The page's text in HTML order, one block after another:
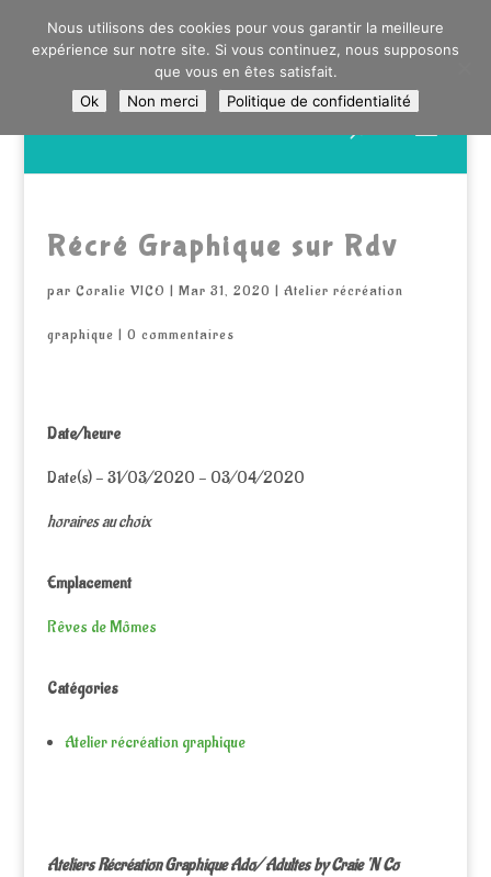
0603176412 - RDV CHEZ SO WATT À SAINT ANDRÉ OU
DANS LA MÉTROPOLE LILLOISE
CRAIENCO@GMAIL.COM
produits
Récré Graphique sur Rdv
par Coralie VICO | Mar 31, 2020 | Atelier récréation
graphique | 0 commentaires
Date/heure
Date(s) - 31/03/2020 - 03/04/2020
horaires au choix
Emplacement
Rêves de Mômes
Catégories
Atelier récréation graphique
Ateliers Récréation Graphique Ado/ Adultes by Craie ‘N Co
Nous utilisons des cookies pour vous garantir la meilleure
expérience sur notre site. Si vous continuez, nous supposons
que vous en êtes satisfait.
Ok
Non merci Politique de confidentialité